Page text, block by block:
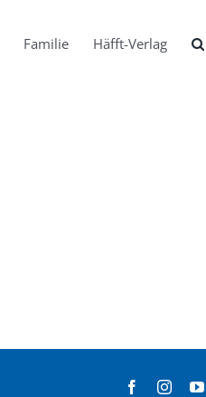
Familie Häfft-Verlag
Facebook